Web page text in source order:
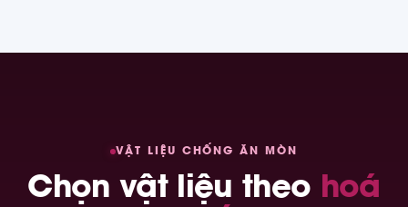
VẬT LIỆU CHỐNG ĂN MÒN
Chọn vật liệu theo hoá